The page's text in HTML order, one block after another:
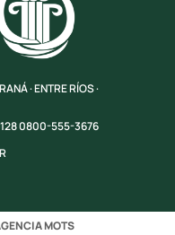
· ENTRE RÍOS ·
0800-555-3676
MOTS